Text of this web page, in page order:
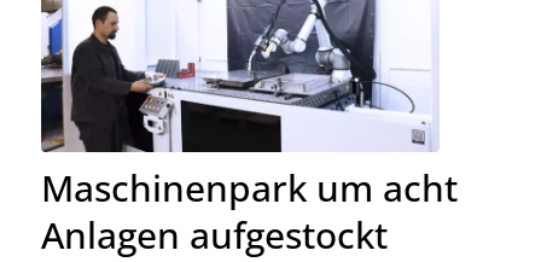
Maschinenpark um acht
Anlagen aufgestockt